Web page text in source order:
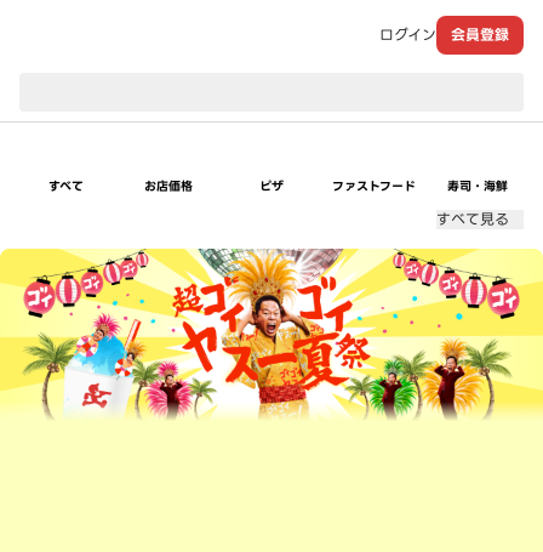
ログイン 会員登録
すべて お店価格 ピザ ファストフード 寿司・海鮮
すべて見る
超ゴイゴイヤスー夏祭